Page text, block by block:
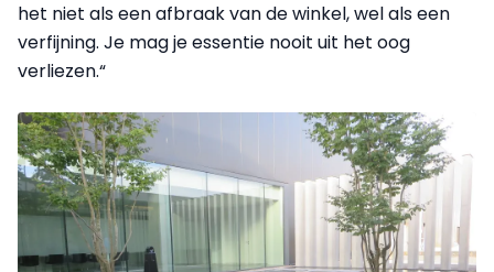
het niet als een afbraak van de winkel, wel als een
verfijning. Je mag je essentie nooit uit het oog
verliezen.“